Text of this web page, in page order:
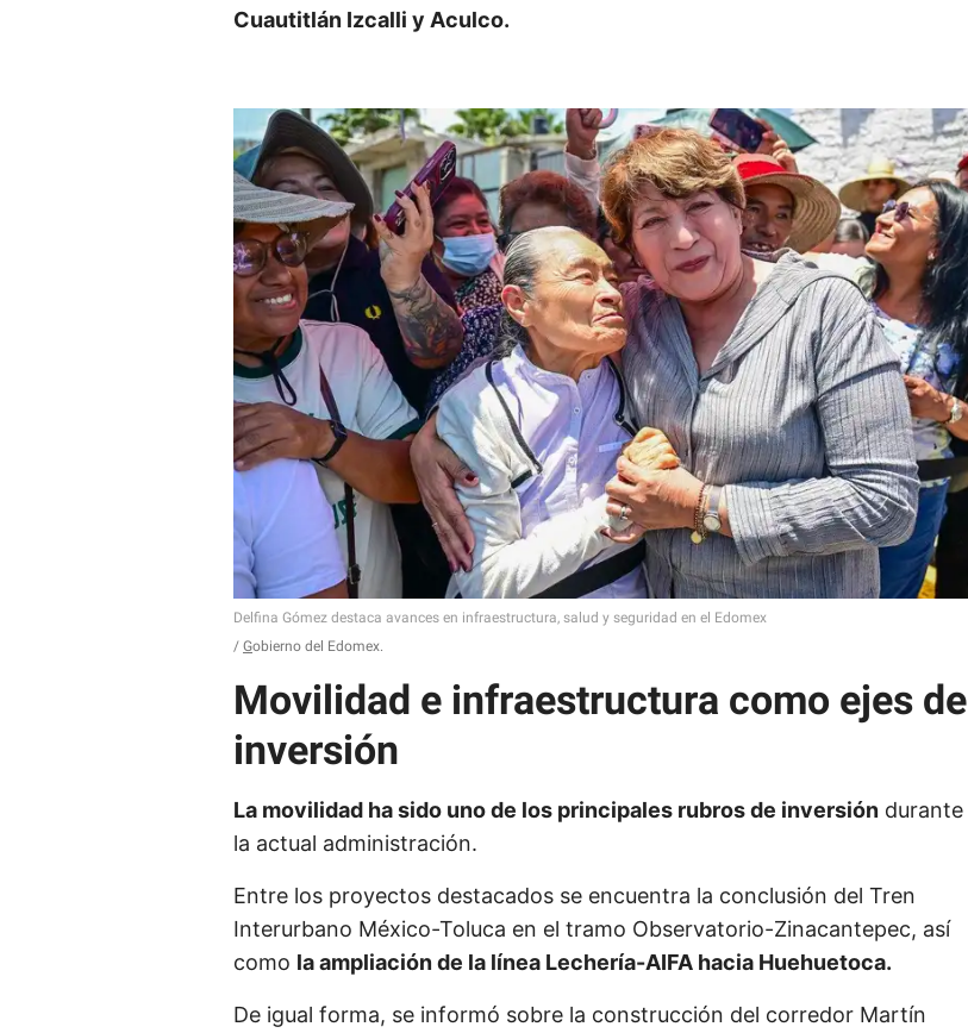
Cuautitlán Izcalli y Aculco.
Delfina Gómez destaca avances en infraestructura, salud y seguridad en el Edomex
Gobierno del Edomex.
Movilidad e infraestructura como ejes de
inversión
La movilidad ha sido uno de los principales rubros de inversión durante
la actual administración.
Entre los proyectos destacados se encuentra la conclusión del Tren
Interurbano México-Toluca en el tramo Observatorio-Zinacantepec, así
como la ampliación de la línea Lechería-AIFA hacia Huehuetoca.
De igual forma, se informó sobre la construcción del corredor Martín